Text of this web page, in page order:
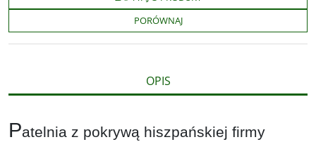
o
k
e
i
n
k
e
l
s
i
PORÓWNAJ
OPIS
Patelnia z pokrywą hiszpańskiej firmy